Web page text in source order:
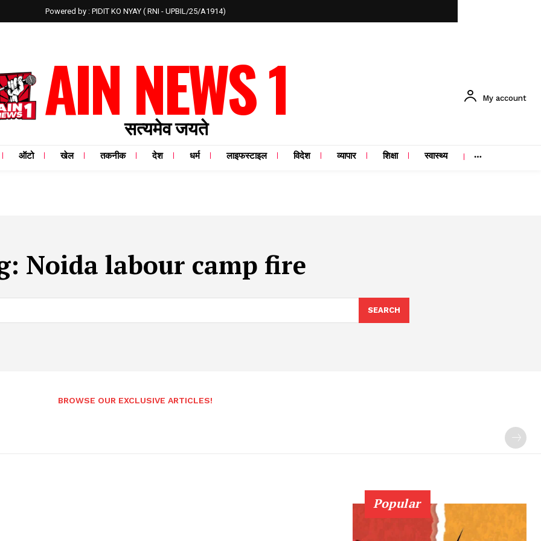
Powered by : PIDIT KO NYAY ( RNI - UPBIL/25/A1914)
AIN NEWS 1
सत्यमेव जयते
My account
ऑटो खेल तकनीक देश धर्म लाइफस्टाइल विदेश व्यापार शिक्षा स्वास्थ्य
Noida labour camp fire
SEARCH
BROWSE OUR EXCLUSIVE ARTICLES!
Popular